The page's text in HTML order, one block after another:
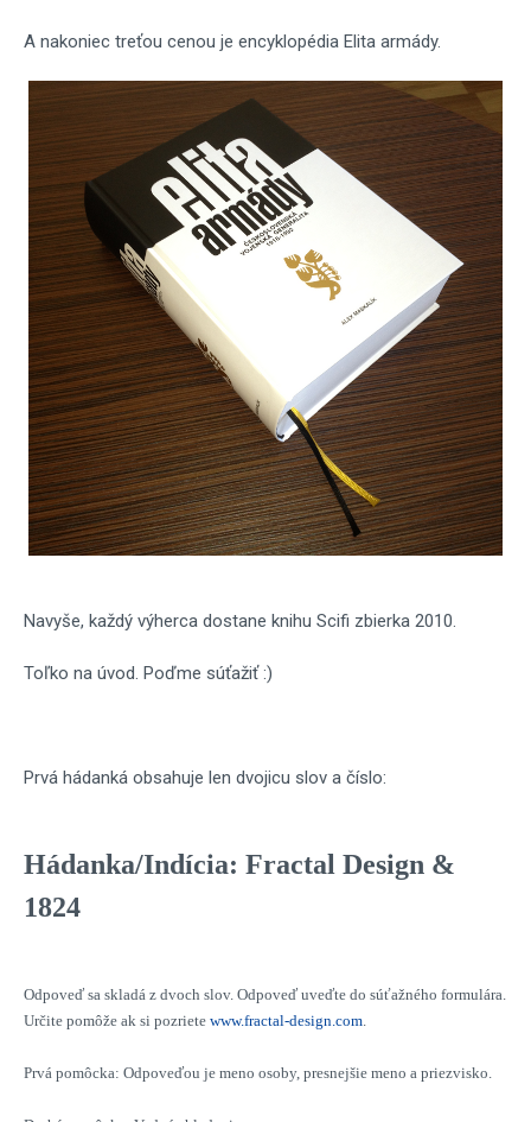
A nakoniec treťou cenou je encyklopédia Elita armády.
Navyše, každý výherca dostane knihu Scifi zbierka 2010.
Toľko na úvod. Poďme súťažiť :)
Prvá hádanká obsahuje len dvojicu slov a číslo:
Hádanka/Indícia: Fractal Design &
1824
Odpoveď sa skladá z dvoch slov. Odpoveď uveďte do súťažného formulára.
Určite pomôže ak si pozriete www.fractal-design.com.
Prvá pomôcka: Odpoveďou je meno osoby, presnejšie meno a priezvisko.